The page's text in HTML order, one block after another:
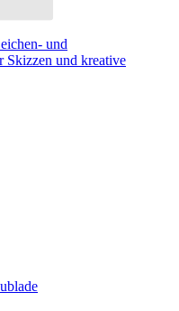
und
Skizzen und kreative